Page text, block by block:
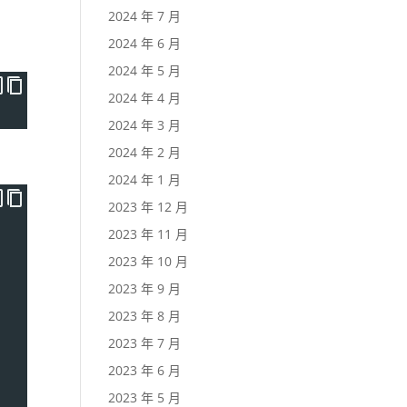
2024 年 7 月
2024 年 6 月
2024 年 5 月
2024 年 4 月
2024 年 3 月
2024 年 2 月
2024 年 1 月
2023 年 12 月
2023 年 11 月
2023 年 10 月
2023 年 9 月
2023 年 8 月
2023 年 7 月
2023 年 6 月
2023 年 5 月